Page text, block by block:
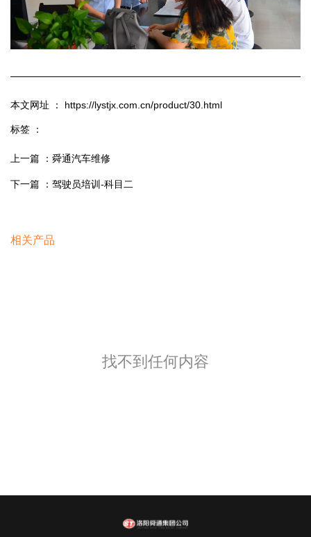
本文网址 ： https://lystjx.com.cn/product/30.html
标签 ：
上一篇 ： 舜通汽车维修
下一篇 ： 驾驶员培训-科目二
相关产品
找不到任何内容